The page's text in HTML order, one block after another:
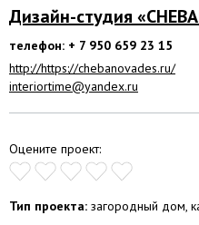
Дизайн-студия
телефон: + 7 950 659 23 15
http://https://chebanovades.ru/
interiortime@yandex.ru
Оцените проект:
Тип проекта: загородный дом,